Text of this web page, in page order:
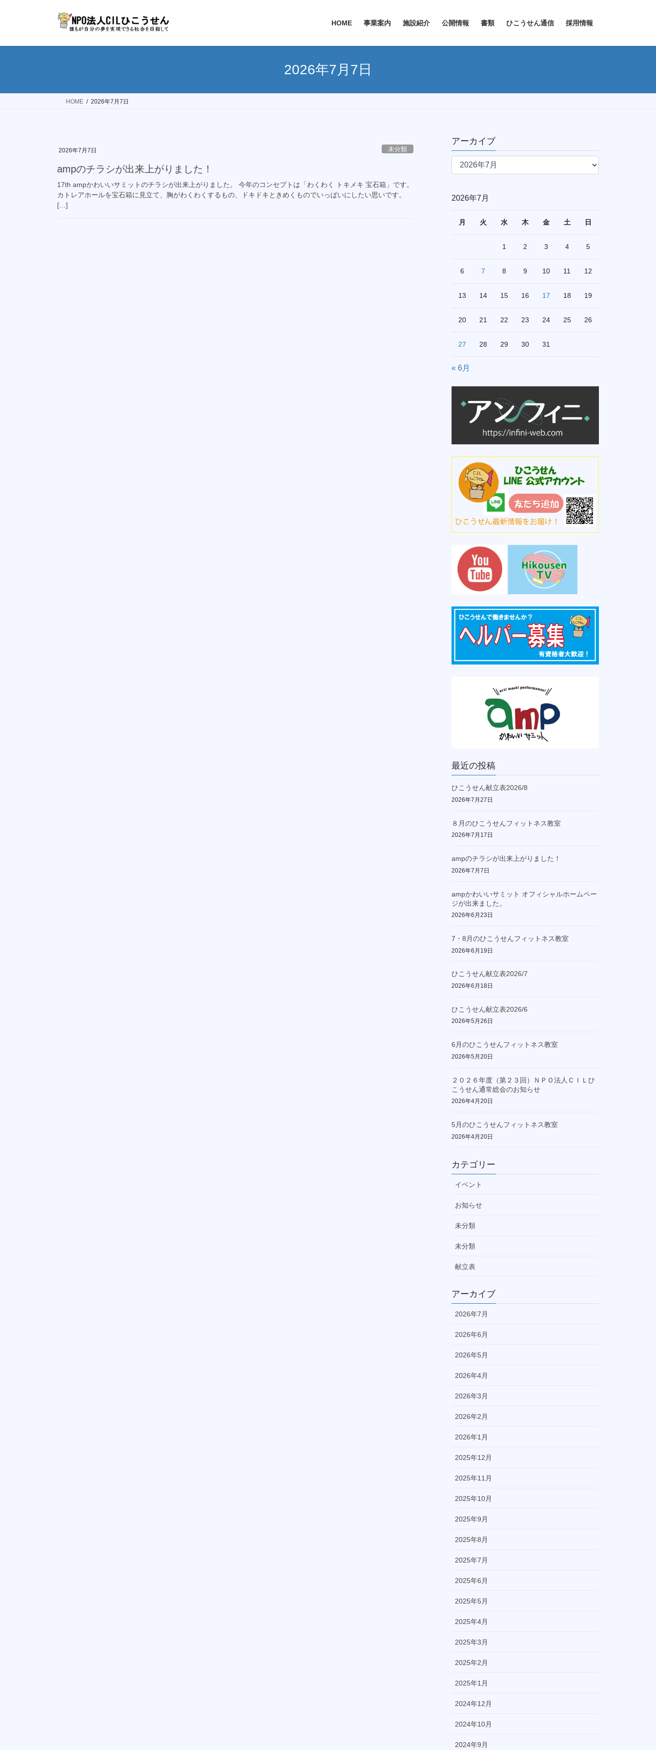
HOME 事業案内 施設紹介 公開情報 書類 ひこうせん通信 採用情報
2026年7月7日
HOME 2026年7月7日
2026年7月7日 未分類
ampのチラシが出来上がりました！
17th ampかわいいサミットのチラシが出来上がりました。 今年のコンセプトは「わくわく トキメキ 宝石箱」です。
カトレアホールを宝石箱に見立て、胸がわくわくするもの、ドキドキときめくものでいっぱいにしたい思いです。
[…]
アーカイブ
ア
ブ
2026年7月
月 火 水 木 金 土 日
1 2 3 4 5
6 7 8 9 10 11 12
13 14 15 16 17 18 19
20 21 22 23 24 25 26
27 28 29 30 31
« 6月
最近の投稿
ひこうせん献立表2026/8
2026年7月27日
８月のひこうせんフィットネス教室
2026年7月17日
ampのチラシが出来上がりました！
2026年7月7日
ampかわいいサミット オフィシャルホームペー
ジが出来ました。
2026年6月23日
7・8月のひこうせんフィットネス教室
2026年6月19日
ひこうせん献立表2026/7
2026年6月18日
ひこうせん献立表2026/6
2026年5月26日
6月のひこうせんフィットネス教室
2026年5月20日
２０２６年度（第２３回）ＮＰＯ法人ＣＩＬひ
こうせん通常総会のお知らせ
2026年4月20日
5月のひこうせんフィットネス教室
2026年4月20日
カテゴリー
イベント
お知らせ
未分類
未分類
献立表
アーカイブ
2026年7月
2026年6月
2026年5月
2026年4月
2026年3月
2026年2月
2026年1月
2025年12月
2025年11月
2025年10月
2025年9月
2025年8月
2025年7月
2025年6月
2025年5月
2025年4月
2025年3月
2025年2月
2025年1月
2024年12月
2024年10月
2024年9月